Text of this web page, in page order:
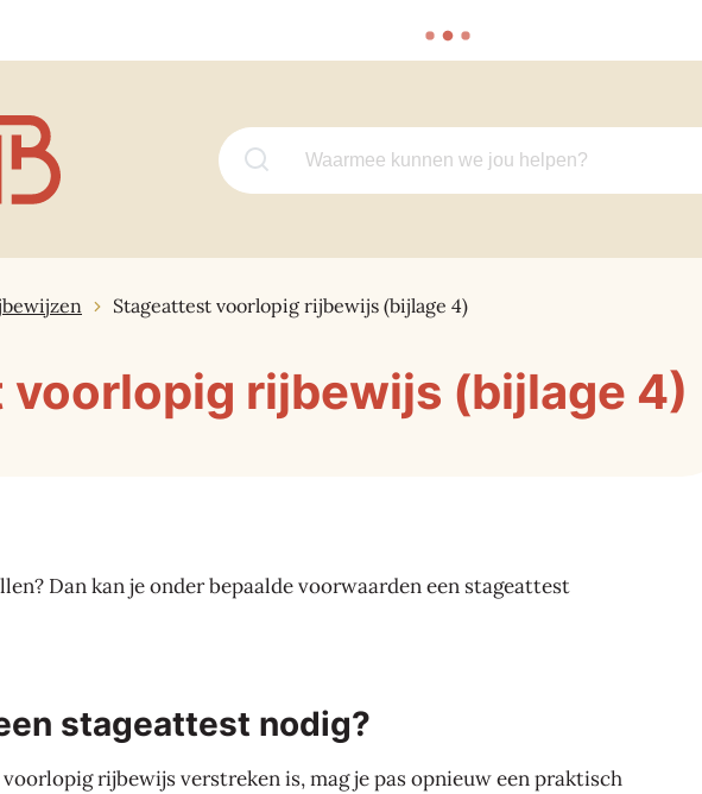
Waarmee kunnen we jou helpen?
Stageattest voorlopig rijbewijs (bijlage 4)
rijbewijs (bijlage 4)
Dan kan je onder bepaalde voorwaarden een stageattest
stageattest nodig?
rijbewijs verstreken is, mag je pas opnieuw een praktisch